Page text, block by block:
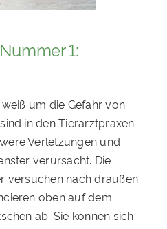
1:
um die Gefahr von
in den Tierarztpraxen
Verletzungen und
verursacht. Die
versuchen nach draußen
oben auf dem
ab. Sie können sich